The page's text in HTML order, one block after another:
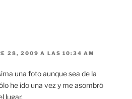
28, 2009 A LAS 10:34 AM
una foto aunque sea de la
he ido una vez y me asombró
lugar.